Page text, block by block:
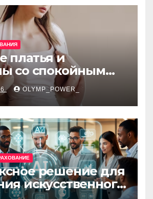
платья и
со спокойным
комфортной
и размерами 42–
OLYMP_POWER_
решение для
искусственного